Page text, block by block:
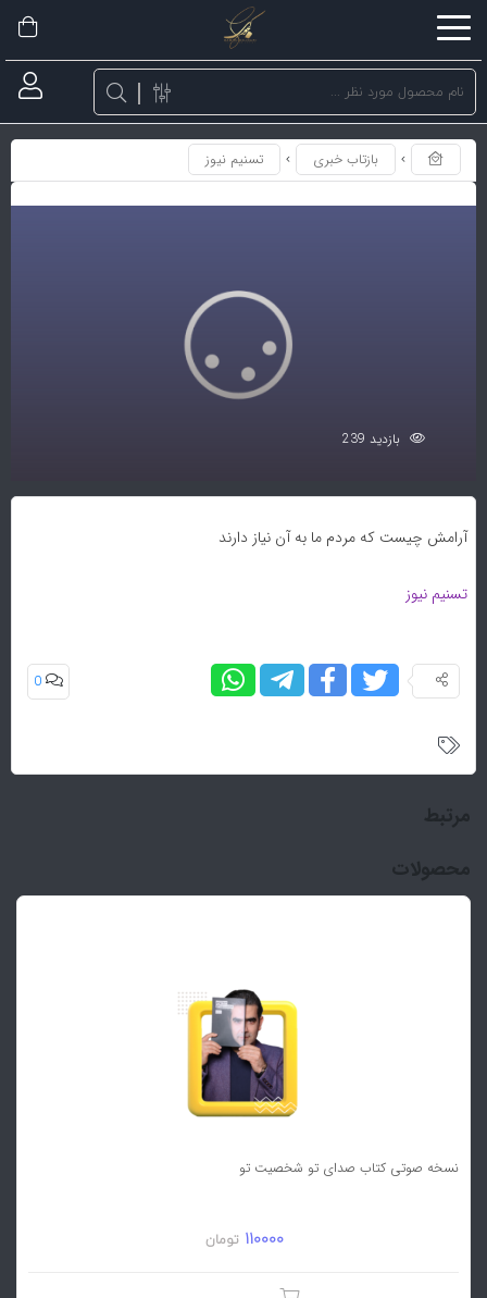
اشتراک
با
استفاده
دوستان
به
اشتراک
بازتاب خبری تسنیم نیوز
بازدید 239
آرامش چیست که مردم ما به آن نیاز دارند
تسنیم نیوز
0
مرتبط
محصولات
نسخه صوتی کتاب صدای تو شخصیت تو
تومان 110000